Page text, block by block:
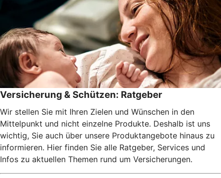
Versicherung & Schützen: Ratgeber
Wir stellen Sie mit Ihren Zielen und Wünschen in den
Mittelpunkt und nicht einzelne Produkte. Deshalb ist uns
wichtig, Sie auch über unsere Produktangebote hinaus zu
informieren. Hier finden Sie alle Ratgeber, Services und
Infos zu aktuellen Themen rund um Versicherungen.